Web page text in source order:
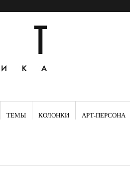
ТЕМЫ КОЛОНКИ АРТ-ПЕРСОНА